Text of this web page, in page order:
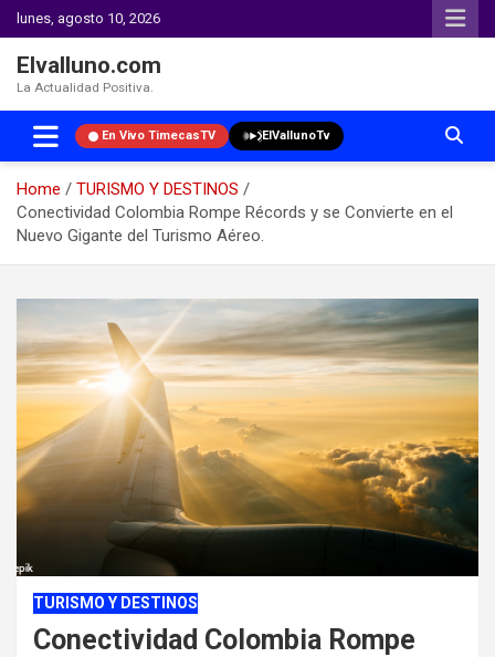
lunes, agosto 10, 2026
Elvalluno.com
La Actualidad Positiva.
En Vivo TimecasTV ElVallunoTv
Home
TURISMO Y DESTINOS
Conectividad Colombia Rompe Récords y se Convierte en el
Nuevo Gigante del Turismo Aéreo.
TURISMO Y DESTINOS
Conectividad Colombia Rompe